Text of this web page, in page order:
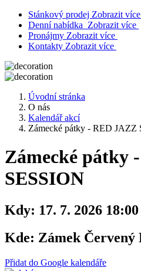
Stánkový prodej Zobrazit více
Denní nabídka Zobrazit více
Pronájmy Zobrazit více
Kontakty Zobrazit více
Úvodní stránka
O nás
Kalendář akcí
Zámecké pátky - RED JAZZ
Zámecké pátky
SESSION
Kdy: 17. 7. 2026
Kde: Zámek Červený
Přidat do Google kalendáře